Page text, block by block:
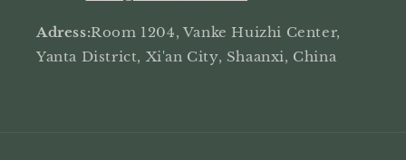
Adress:Room 1204, Vanke Huizhi Center,
Yanta District, Xi'an City, Shaanxi, China